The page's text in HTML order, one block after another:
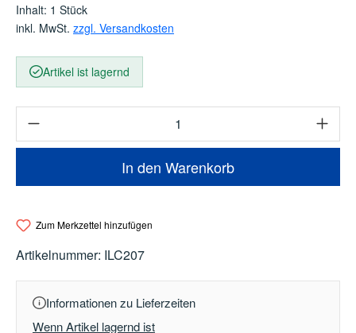
Inhalt: 1 Stück
inkl. MwSt. zzgl. Versandkosten
Artikel ist lagernd
Produkt Anzahl: Gib den gewünschten
In den Warenkorb
Zum Merkzettel hinzufügen
Artikelnummer: ILC207
Informationen zu Lieferzeiten
Wenn Artikel lagernd ist